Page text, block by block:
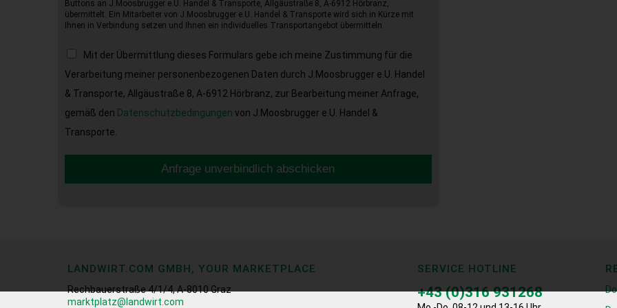
Buttons an J.Moosbrugger e.U. Handel & Transporte, Allgäustraße 8, A-6912 Hörbranz,
übermittelt. Ein Mitarbeiter von J.Moosbrugger e.U. Handel & Transporte wird sich in Kürze mit
Ihnen in Verbindung setzen und Ihnen ein individuelles Transportangebot übermitteln.
Mit der Übermittlung dieses Formulars gebe ich meine Zustimmung für die
Verarbeitung meiner personenbezogenen Daten durch J.Moosbrugger e.U. Handel
& Transporte, Allgäustraße 8, A-6912 Hörbranz, zur Bearbeitung meiner Anfrage,
gemäß den Datenschutzbedingungen von J.Moosbrugger e.U. Handel &
Transporte.
Anfrage unverbindlich abschicken
LANDWIRT.COM GMBH, YOUR MARKETPLACE
Rechbauerstraße 4/1/4, A-8010 Graz
marktplatz@landwirt.com
SERVICE HOTLINE
+43 (0)316 931268